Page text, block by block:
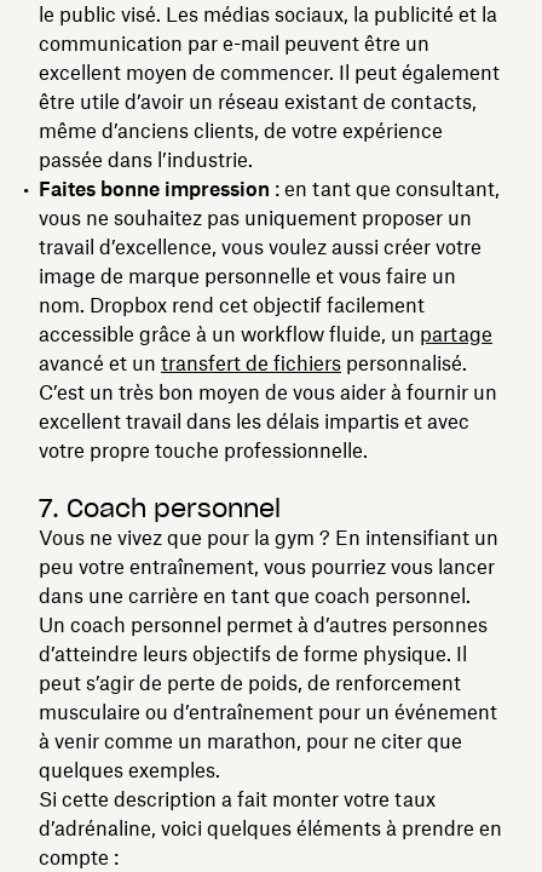
le public visé. Les médias sociaux, la publicité et la
communication par e-mail peuvent être un
excellent moyen de commencer. Il peut également
être utile d’avoir un réseau existant de contacts,
même d’anciens clients, de votre expérience
passée dans l’industrie.
Faites bonne impression : en tant que consultant,
vous ne souhaitez pas uniquement proposer un
travail d’excellence, vous voulez aussi créer votre
image de marque personnelle et vous faire un
nom. Dropbox rend cet objectif facilement
accessible grâce à un workflow fluide, un partage
avancé et un transfert de fichiers personnalisé.
C’est un très bon moyen de vous aider à fournir un
excellent travail dans les délais impartis et avec
votre propre touche professionnelle.
7. Coach personnel
Vous ne vivez que pour la gym ? En intensifiant un
peu votre entraînement, vous pourriez vous lancer
dans une carrière en tant que coach personnel.
Un coach personnel permet à d’autres personnes
d’atteindre leurs objectifs de forme physique. Il
peut s’agir de perte de poids, de renforcement
musculaire ou d’entraînement pour un événement
à venir comme un marathon, pour ne citer que
quelques exemples.
Si cette description a fait monter votre taux
d’adrénaline, voici quelques éléments à prendre en
compte :